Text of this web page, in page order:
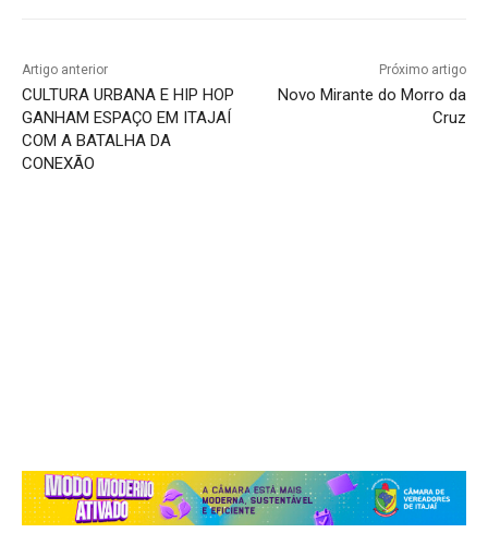
Artigo anterior
CULTURA URBANA E HIP HOP
GANHAM ESPAÇO EM ITAJAÍ
COM A BATALHA DA
CONEXÃO
Próximo artigo
Novo Mirante do Morro da
Cruz